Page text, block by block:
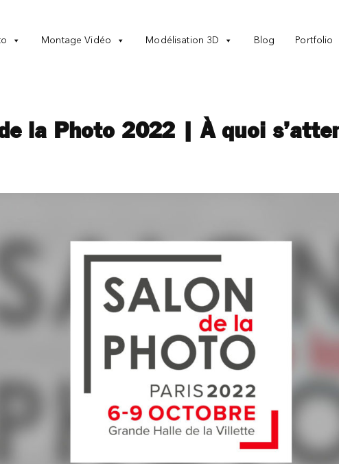
Montage Vidéo Modélisation 3D Blog Portfolio
la Photo 2022 | À quoi